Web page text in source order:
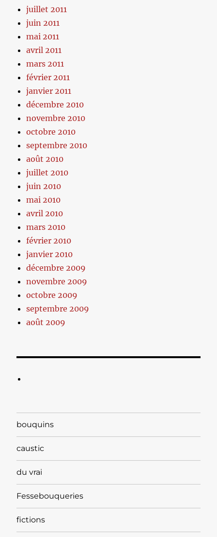
juillet 2011
juin 2011
mai 2011
avril 2011
mars 2011
février 2011
janvier 2011
décembre 2010
novembre 2010
octobre 2010
septembre 2010
août 2010
juillet 2010
juin 2010
mai 2010
avril 2010
mars 2010
février 2010
janvier 2010
décembre 2009
novembre 2009
octobre 2009
septembre 2009
août 2009
bouquins
caustic
du vrai
Fessebouqueries
fictions